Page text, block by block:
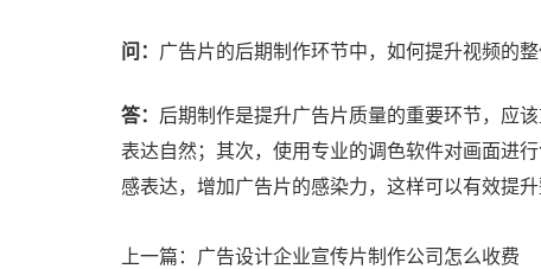
问： 广告片的后期制作环节中，如何提升视频的整
答： 后期制作是提升广告片质量的重要环节，应
表达自然；其次，使用专业的调色软件对画面进
感表达，增加广告片的感染力，这样可以有效提升
上一篇： 广告设计企业宣传片制作公司怎么收费